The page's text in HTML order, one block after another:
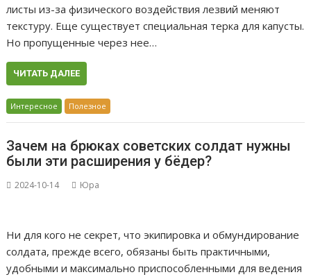
листы из-за физического воздействия лезвий меняют
текстуру. Еще существует специальная терка для капусты.
Но пропущенные через нее…
ЧИТАТЬ ДАЛЕЕ
Интересное Полезное
Зачем на брюках советских солдат нужны
были эти расширения у бёдер?
2024-10-14 Юра
Ни для кого не секрет, что экипировка и обмундирование
солдата, прежде всего, обязаны быть практичными,
удобными и максимально приспособленными для ведения